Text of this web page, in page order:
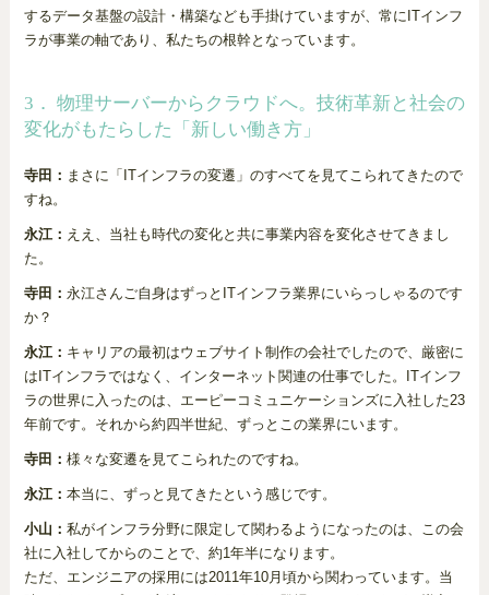
するデータ基盤の設計・構築なども手掛けていますが、常にITインフ
ラが事業の軸であり、私たちの根幹となっています。
3． 物理サーバーからクラウドへ。技術革新と社会の
変化がもたらした「新しい働き方」
寺田： まさに「ITインフラの変遷」のすべてを見てこられてきたので
すね。
永江： ええ、当社も時代の変化と共に事業内容を変化させてきまし
た。
寺田： 永江さんご自身はずっとITインフラ業界にいらっしゃるのです
か？
永江： キャリアの最初はウェブサイト制作の会社でしたので、厳密に
はITインフラではなく、インターネット関連の仕事でした。ITインフ
ラの世界に入ったのは、エーピーコミュニケーションズに入社した23
年前です。それから約四半世紀、ずっとこの業界にいます。
寺田： 様々な変遷を見てこられたのですね。
永江： 本当に、ずっと見てきたという感じです。
小山： 私がインフラ分野に限定して関わるようになったのは、この会
社に入社してからのことで、約1年半になります。
ただ、エンジニアの採用には2011年10月頃から関わっています。当